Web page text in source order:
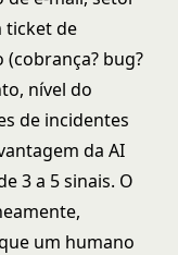
ticket de
bug?
nível do
de incidentes
da AI
3 a 5 sinais. O
um humano